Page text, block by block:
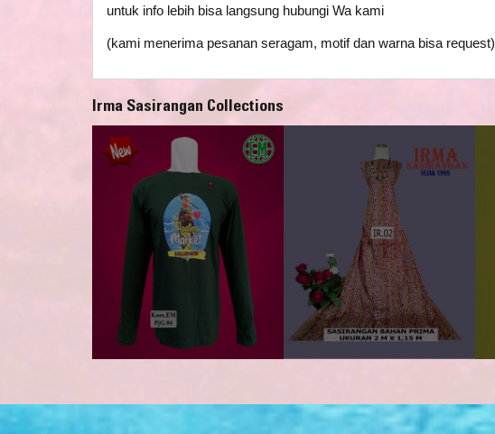
untuk info lebih bisa langsung hubungi Wa kami
(kami menerima pesanan seragam, motif dan warna bisa request)
Irma Sasirangan Collections